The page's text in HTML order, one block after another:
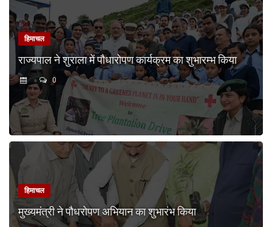
हिमाचल
राज्यपाल ने शुराला में पौधारोपण कार्यक्रम का शुभारम्भ किया
0
हिमाचल
मुख्यमंत्री ने पौधरोपण अभियान का शुभारंभ किया